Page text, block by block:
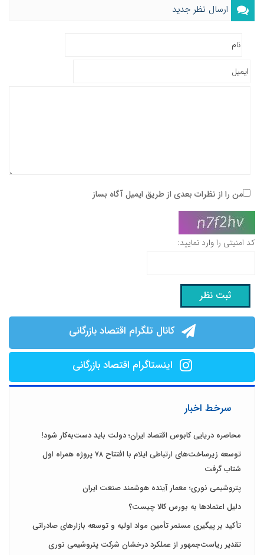
ارسال نظر جدید
من را از نظرات بعدی از طریق ایمیل آگاه بساز
کد امنیتی را وارد نمایید:
کانال تلگرام اقتصاد بازرگانی
اینستاگرام اقتصاد بازرگانی
سرخط اخبار
محاصره دریایی کابوس اقتصاد ایران؛ دولت باید دست‌به‌کار شود!
توسعه زیرساخت‌های ارتباطی ایلام با افتتاح ۷۸ پروژه همراه اول
شتاب گرفت
پتروشیمی نوری؛ معمار آینده هوشمند صنعت ایران
دلیل اعتمادها به بورس کالا چیست؟
تأکید بر پیگیری مستمر تأمین مواد اولیه و توسعه بازارهای صادراتی
تقدیر ریاست‌جمهور از عملکرد درخشان شرکت پتروشیمی نوری